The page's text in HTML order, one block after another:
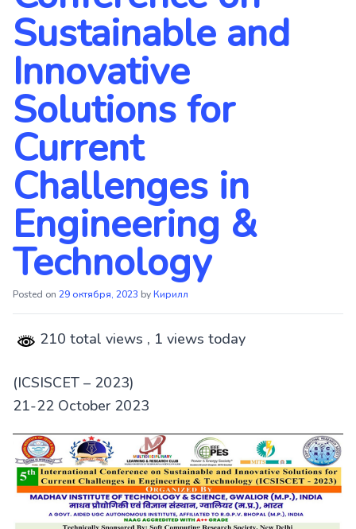
Sustainable and
Innovative
Solutions for
Current
Challenges in
Engineering &
Technology
Posted on 29 октября, 2023 byКирилл
210 total views , 1 views today
(ICSISCET – 2023)
21-22 October 2023